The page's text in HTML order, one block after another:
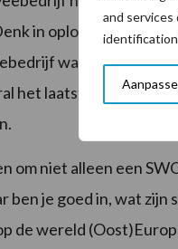
and services
in oplossingen en
waar de
het laatste is volgens
niet alleen een
ben je goed in, wat
de wereld